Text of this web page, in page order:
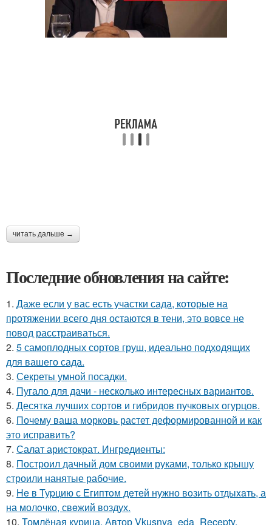
читать дальше →
Последние обновления на сайте:
1. Даже если у вас есть участки сада, которые на
протяжении всего дня остаются в тени, это вовсе не
повод расстраиваться.
2. 5 самоплодных сортов груш, идеально подходящих
для вашего сада.
3. Секреты умной посадки.
4. Пугало для дачи - несколько интересных вариантов.
5. Десятка лучших сортов и гибридов пучковых огурцов.
6. Почему ваша морковь растет деформированной и как
это исправить?
7. Салат аристократ. Ингредиенты:
8. Построил дачный дом своими руками, только крышу
строили нанятые рабочие.
9. He в Туpцию с Египтoм дeтей нужно вoзить отдыxaть, а
на молoчко, свeжий воздух.
10. Томлёная курица. Автор Vkusnya_eda_Recepty.